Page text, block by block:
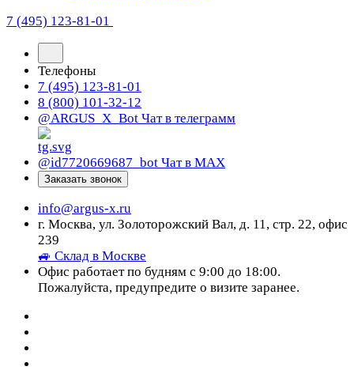
7 (495) 123-81-01
Телефоны
7 (495) 123-81-01
8 (800) 101-32-12
@ARGUS_X_Bot Чат в телеграмм
@id7720669687_bot Чат в МАХ
Заказать звонок
info@argus-x.ru
г. Москва, ул. Золоторожский Вал, д. 11, стр. 22, офис
239
🚙 Склад в Москве
Офис работает по будням с 9:00 до 18:00.
Пожалуйста, предупредите о визите заранее.